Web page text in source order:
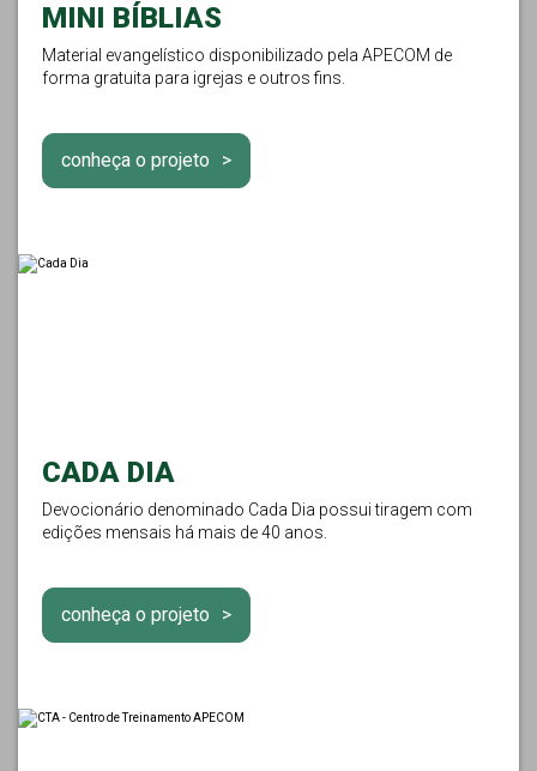
MINI BÍBLIAS
Material evangelístico disponibilizado pela APECOM de
forma gratuita para igrejas e outros fins.
conheça o projeto
CADA DIA
Devocionário denominado Cada Dia possui tiragem com
edições mensais há mais de 40 anos.
conheça o projeto